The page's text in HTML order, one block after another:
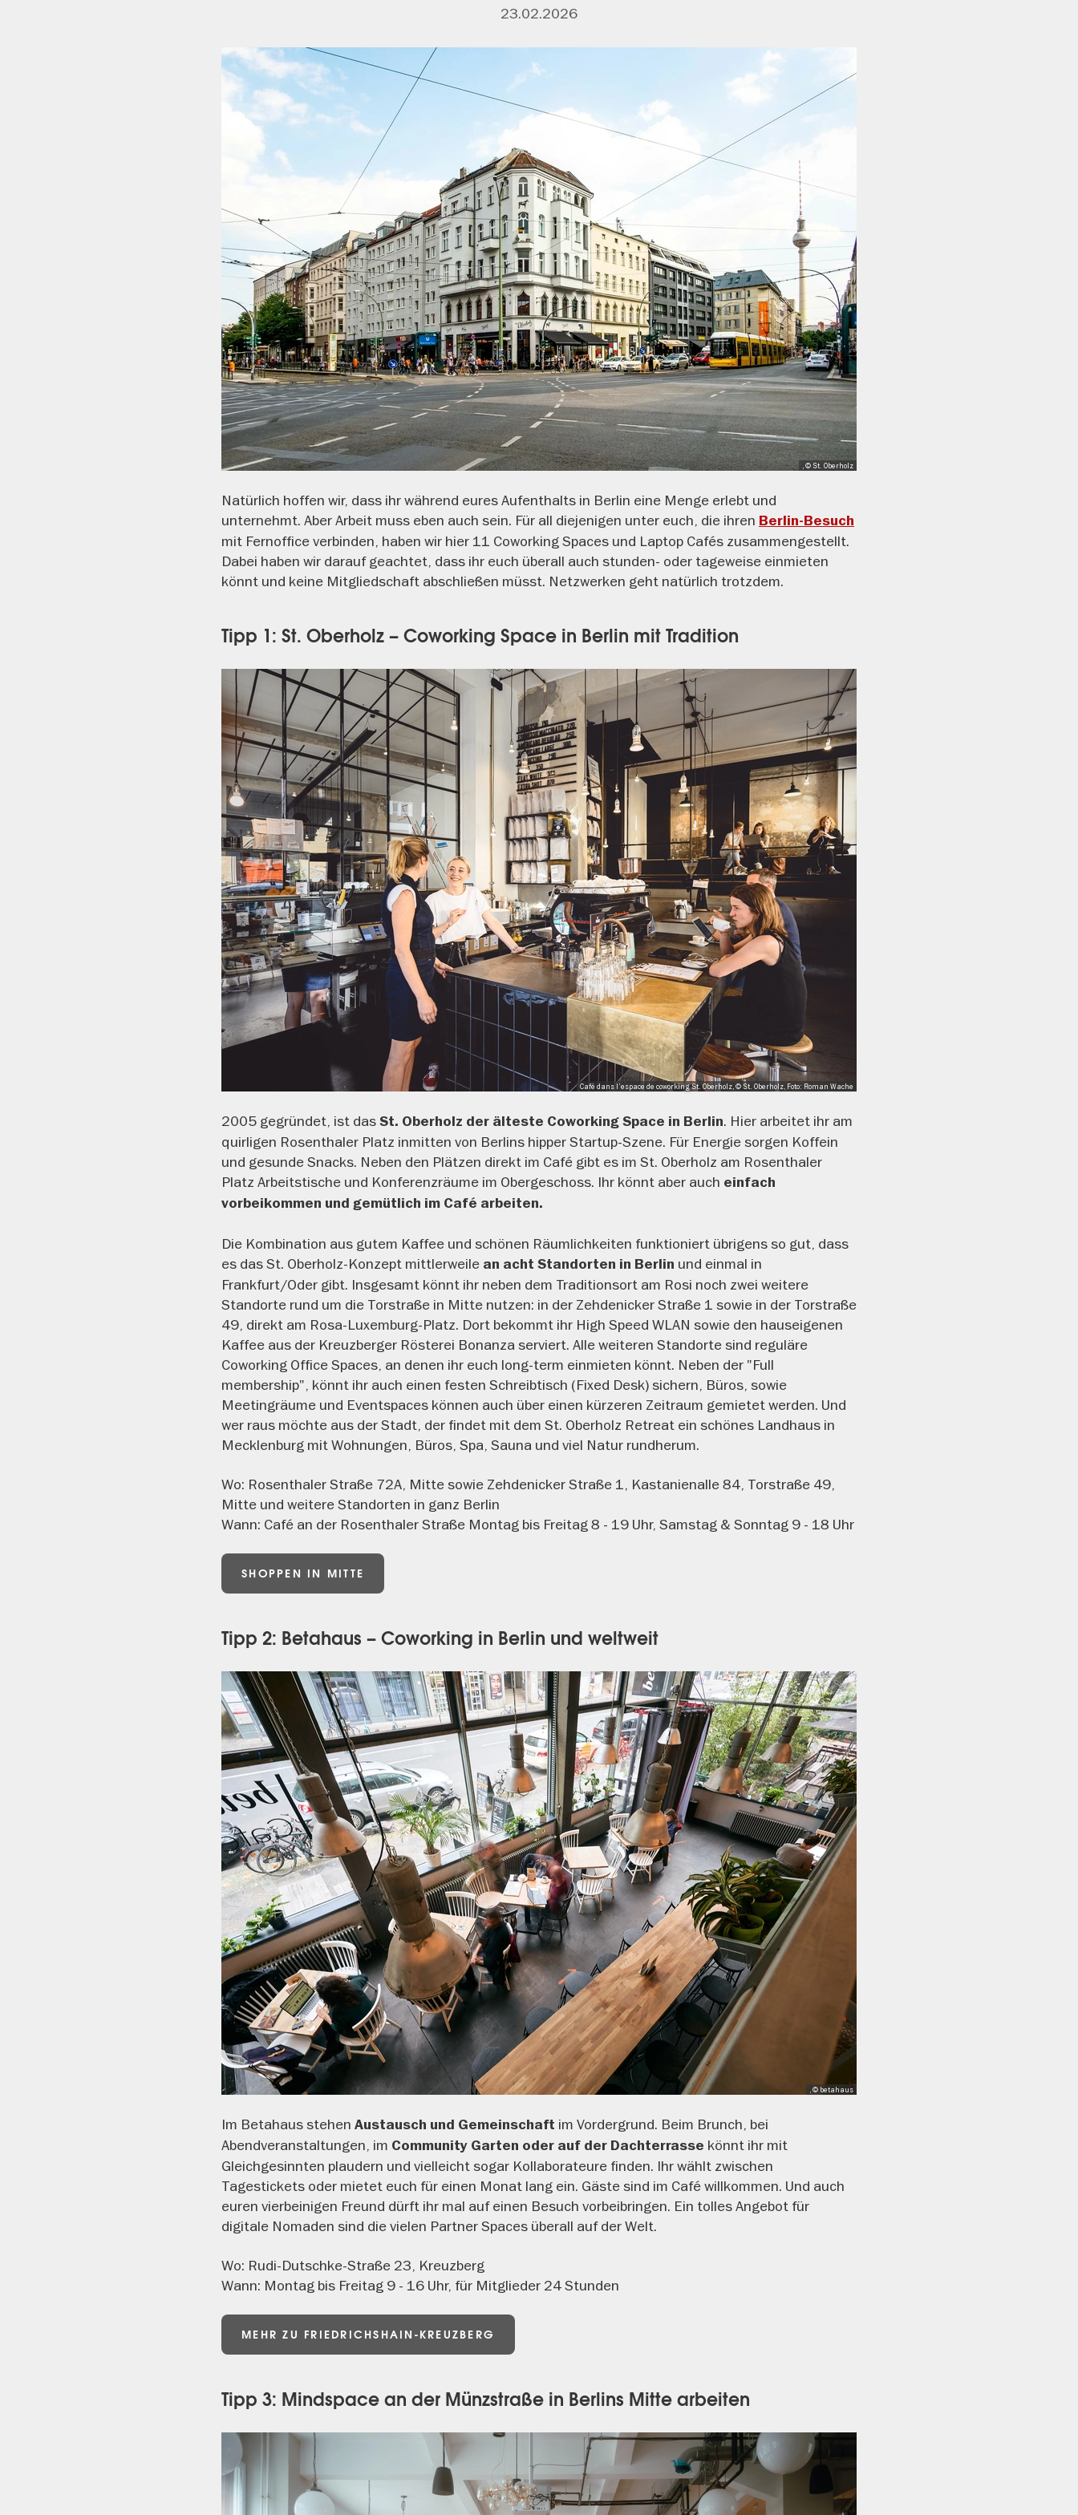
23.02.2026
, © St. Oberholz
Natürlich hoffen wir, dass ihr während eures Aufenthalts in Berlin eine Menge erlebt und
unternehmt. Aber Arbeit muss eben auch sein. Für all diejenigen unter euch, die ihren Berlin-Besuch
mit Fernoffice verbinden, haben wir hier 11 Coworking Spaces und Laptop Cafés zusammengestellt.
Dabei haben wir darauf geachtet, dass ihr euch überall auch stunden- oder tageweise einmieten
könnt und keine Mitgliedschaft abschließen müsst. Netzwerken geht natürlich trotzdem.
Tipp 1: St. Oberholz – Coworking Space in Berlin mit Tradition
Café dans l'espace de coworking St. Oberholz, © St. Oberholz, Foto: Roman Wache
2005 gegründet, ist dasSt. Oberholz der älteste Coworking Space in Berlin. Hier arbeitet ihr am
quirligen Rosenthaler Platz inmitten von Berlins hipper Startup-Szene. Für Energie sorgen Koffein
und gesunde Snacks. Neben den Plätzen direkt im Café gibt es im St. Oberholz am Rosenthaler
Platz Arbeitstische und Konferenzräume im Obergeschoss. Ihr könnt aber auch einfach
vorbeikommen und gemütlich im Café arbeiten.
Die Kombination aus gutem Kaffee und schönen Räumlichkeiten funktioniert übrigens so gut, dass
es das St. Oberholz-Konzept mittlerweile an acht Standorten in Berlin und einmal in
Frankfurt/Oder gibt. Insgesamt könnt ihr neben dem Traditionsort am Rosi noch zwei weitere
Standorte rund um die Torstraße in Mitte nutzen: in der Zehdenicker Straße 1 sowie in der Torstraße
49, direkt am Rosa-Luxemburg-Platz. Dort bekommt ihr High Speed WLAN sowie den hauseigenen
Kaffee aus der Kreuzberger Rösterei Bonanza serviert. Alle weiteren Standorte sind reguläre
Coworking Office Spaces, an denen ihr euch long-term einmieten könnt. Neben der "Full
membership", könnt ihr auch einen festen Schreibtisch (Fixed Desk) sichern, Büros, sowie
Meetingräume und Eventspaces können auch über einen kürzeren Zeitraum gemietet werden. Und
wer raus möchte aus der Stadt, der findet mit dem St. Oberholz Retreat ein schönes Landhaus in
Mecklenburg mit Wohnungen, Büros, Spa, Sauna und viel Natur rundherum.
Wo: Rosenthaler Straße 72A, Mitte sowie Zehdenicker Straße 1, Kastanienalle 84, Torstraße 49,
Mitte und weitere Standorten in ganz Berlin
Wann: Café an der Rosenthaler Straße Montag bis Freitag 8 - 19 Uhr, Samstag & Sonntag 9 - 18 Uhr
SHOPPEN IN MITTE
Tipp 2: Betahaus – Coworking in Berlin und weltweit
, © betahaus
Im Betahaus stehen Austausch und Gemeinschaft im Vordergrund. Beim Brunch, bei
Abendveranstaltungen, im Community Garten oder auf der Dachterrasse könnt ihr mit
Gleichgesinnten plaudern und vielleicht sogar Kollaborateure finden. Ihr wählt zwischen
Tagestickets oder mietet euch für einen Monat lang ein. Gäste sind im Café willkommen. Und auch
euren vierbeinigen Freund dürft ihr mal auf einen Besuch vorbeibringen. Ein tolles Angebot für
digitale Nomaden sind die vielen Partner Spaces überall auf der Welt.
Wo: Rudi-Dutschke-Straße 23, Kreuzberg
Wann: Montag bis Freitag 9 - 16 Uhr, für Mitglieder 24 Stunden
MEHR ZU FRIEDRICHSHAIN-KREUZBERG
Tipp 3: Mindspace an der Münzstraße in Berlins Mitte arbeiten